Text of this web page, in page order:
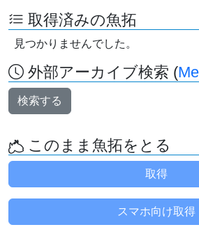
取得済みの魚拓
見つかりませんでした。
外部アーカイブ検索 (
検索する
このまま魚拓をとる